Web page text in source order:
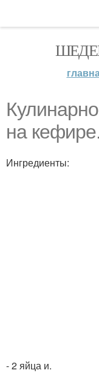
на кефире.
Ингредиенты:
- 2 яйца и.